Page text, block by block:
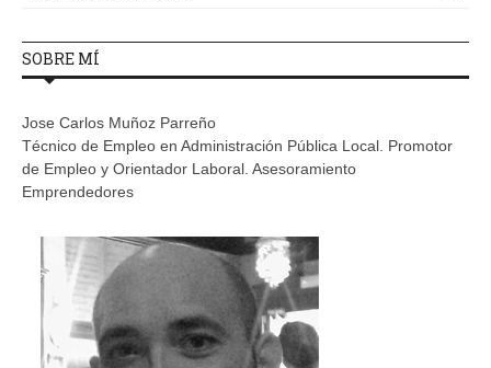
SOBRE MÍ
Jose Carlos Muñoz Parreño
Técnico de Empleo en Administración Pública Local. Promotor
de Empleo y Orientador Laboral. Asesoramiento
Emprendedores